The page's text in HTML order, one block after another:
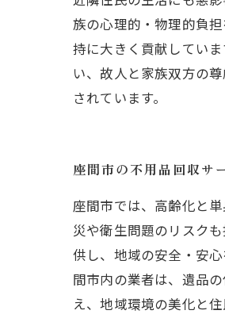
族の心理的・物理的負
持に大きく貢献してい
い、故人と家族双方の
されています。
座間市の不用品回収サ
座間市では、高齢化と
災や衛生問題のリスク
供し、地域の安全・安
間市内の業者は、遺品
え、地域環境の美化と